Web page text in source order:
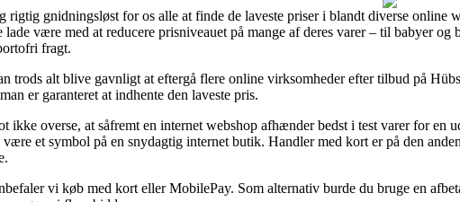
rigtig gnidningsløst for os alle at finde de laveste priser i blandt diverse
lade være med at reducere prisniveauet på mange af deres varer – til babyer
fragt.
trods alt blive gavnligt at eftergå flere online virksomheder efter tilbud på
er garanteret at indhente den laveste pris.
ikke overse, at såfremt en internet webshop afhænder bedst i test varer for en
være et symbol på en snydagtig internet butik. Handler med kort er på den
vi køb med kort eller MobilePay. Som alternativ burde du bruge en